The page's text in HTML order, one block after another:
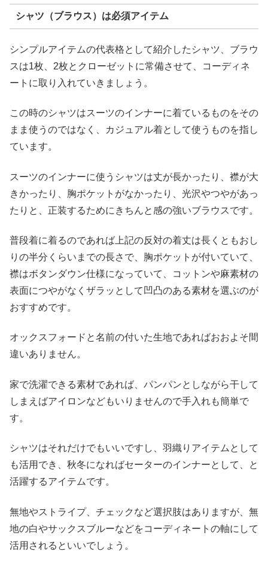
シャツ（ブラウス）は必須アイテム
シンプルアイテムの代表格として紹介したシャツ、ブラウ
スは1枚、2枚とクローゼットに常備させて、コーディネ
ートに取り入れていきましょう。
この時のシャツはスーツのインナーに着ているものをその
まま使うのではなく、カジュアル着として使うものを指し
ています。
スーツのインナーに使うシャツは丈が長かったり、襟が大
きかったり、胸ポケットがなかったり、光沢やつやがあっ
たりと、正装するためにきちんと感の強いブラウスです。
普段着に着るのであれば上記の反対の着丈は長くともおし
りの半分くらいまでの長さで、胸ポケットが付いていて、
襟はボタンダウン仕様になっていて、コットンや麻素材の
表面につやがなくザラッとして凹凸のある素材を選ぶのが
おすすめです。
オックスフォードと名前の付いた生地であればおおよそ間
違いありません。
家で洗濯できる素材であれば、パンパンとしながら干して
しまえばアイロンなどもいりませんので手入れも簡単で
す。
シャツはそれだけでもいいですし、羽織りアイテムとして
も活用でき、秋冬になればセーターのインナーとして、と
活躍するアイテムです。
無地やストライプ、チェックなど選択肢はありますが、無
地の白やサックスブルーなどをコーディネートの軸にして
活用されるといいでしょう。